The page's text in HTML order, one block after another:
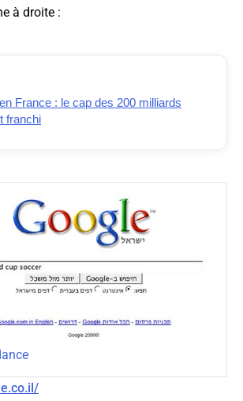
à droite :
France : le cap des 200 milliards
franchi